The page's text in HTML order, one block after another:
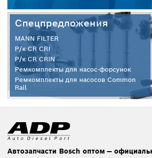
Спецпредложения
MANN FILTER
Р/к CR CRI
Р/к CR CRIN
Ремкомплекты для насос-форсунок
Ремкомплекты для насосов Common
Rail
Автозапчасти Bosch оптом —